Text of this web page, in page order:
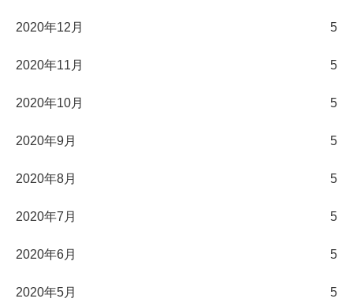
2020年12月 5
2020年11月 5
2020年10月 5
2020年9月 5
2020年8月 5
2020年7月 5
2020年6月 5
2020年5月 5